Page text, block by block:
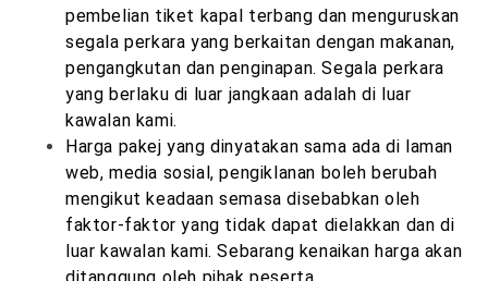
pembelian tiket kapal terbang dan menguruskan
segala perkara yang berkaitan dengan makanan,
pengangkutan dan penginapan. Segala perkara
yang berlaku di luar jangkaan adalah di luar
kawalan kami.
Harga pakej yang dinyatakan sama ada di laman
web, media sosial, pengiklanan boleh berubah
mengikut keadaan semasa disebabkan oleh
faktor-faktor yang tidak dapat dielakkan dan di
luar kawalan kami. Sebarang kenaikan harga akan